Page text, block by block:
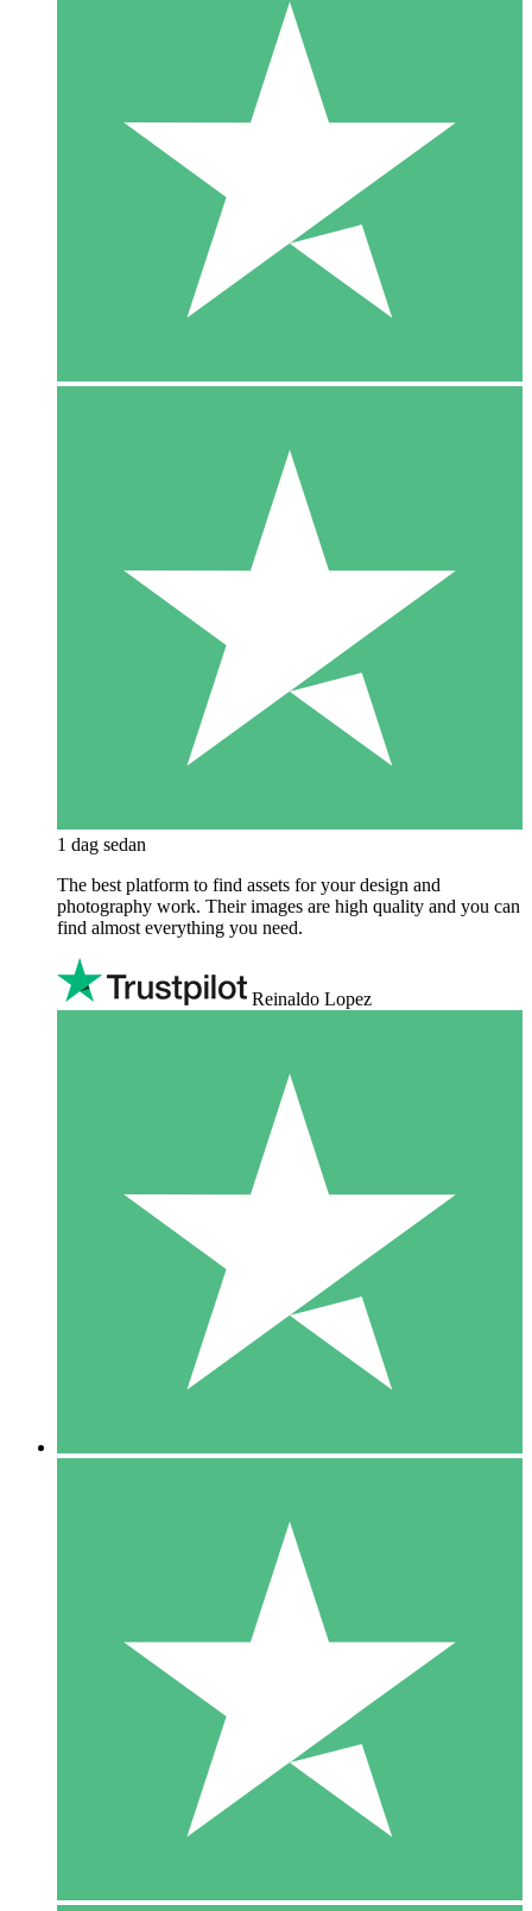
1 dag sedan
The best platform to find assets for your design and
photography work. Their images are high quality and you can
find almost everything you need.
Reinaldo Lopez